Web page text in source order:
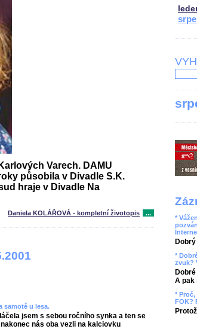
Varech. DAMU
působila v Divadle S.K.
hraje v Divadle Na
Daniela KOLÁŘOVÁ - kompletní životopis ...
samotě u lesa.
jsem s sebou ročního synka a ten se
nás oba vezli na kalciovku
*
*
zvuk?
A pak
*
FOK?